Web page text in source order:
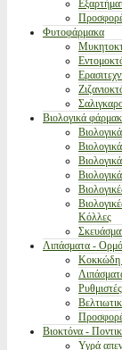
Φυτοφάρμακα
Βιολογικά
Κόλλες
Λιπάσματα -
Κοκκώδη
Βιοκτόνα -
Υγρά